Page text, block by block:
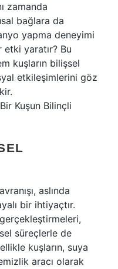
zamanda
bağlara da
yapma deneyimi
yaratır? Bu
kuşların bilişsel
etkileşimlerini göz
Kuşun Bilinçli
aslında
bir ihtiyaçtır.
süreçlerle de
kuşların, suya
aracı olarak